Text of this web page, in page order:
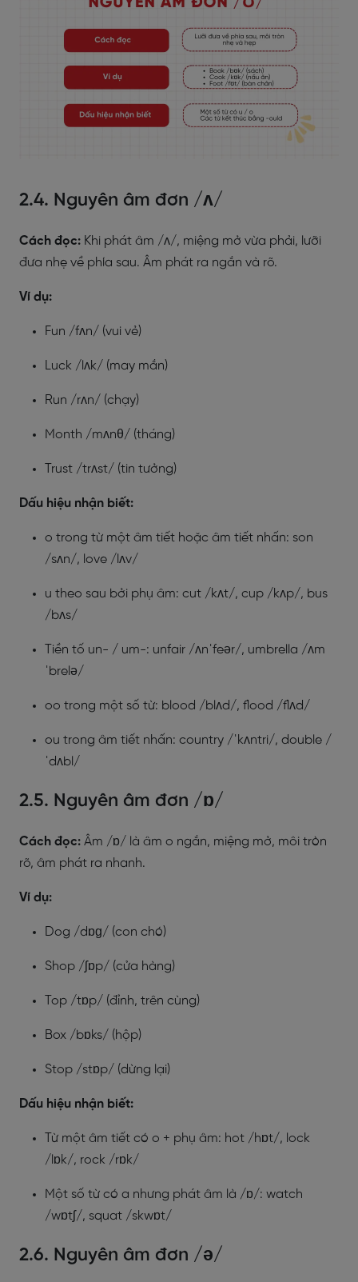
2.4. Nguyên âm đơn /ʌ/
Cách đọc: Khi phát âm /ʌ/, miệng mở vừa phải, lưỡi
đưa nhẹ về phía sau. Âm phát ra ngắn và rõ.
Ví dụ:
Fun /fʌn/ (vui vẻ)
Luck /lʌk/ (may mắn)
Run /rʌn/ (chạy)
Month /mʌnθ/ (tháng)
Trust /trʌst/ (tin tưởng)
Dấu hiệu nhận biết:
o trong từ một âm tiết hoặc âm tiết nhấn: son
/sʌn/, love /lʌv/
u theo sau bởi phụ âm: cut /kʌt/, cup /kʌp/, bus
/bʌs/
Tiền tố un- / um-: unfair /ʌnˈfeər/, umbrella /ʌm
ˈbrelə/
oo trong một số từ: blood /blʌd/, flood /flʌd/
ou trong âm tiết nhấn: country /ˈkʌntri/, double /
ˈdʌbl/
2.5. Nguyên âm đơn /ɒ/
Cách đọc: Âm /ɒ/ là âm o ngắn, miệng mở, môi tròn
rõ, âm phát ra nhanh.
Ví dụ:
Dog /dɒɡ/ (con chó)
Shop /ʃɒp/ (cửa hàng)
Top /tɒp/ (đỉnh, trên cùng)
Box /bɒks/ (hộp)
Stop /stɒp/ (dừng lại)
Dấu hiệu nhận biết:
Từ một âm tiết có o + phụ âm: hot /hɒt/, lock
/lɒk/, rock /rɒk/
Một số từ có a nhưng phát âm là /ɒ/: watch
/wɒtʃ/, squat /skwɒt/
2.6. Nguyên âm đơn /ə/